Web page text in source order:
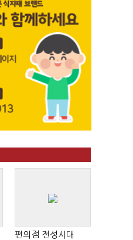
편의점 전성시대